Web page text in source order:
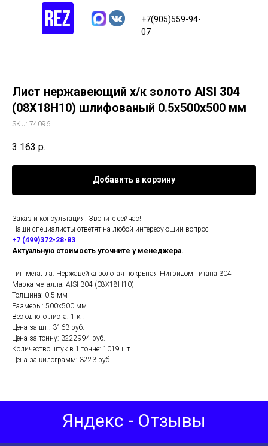
+7(905)559-94-
07
Лист нержавеющий х/к золото AISI 304
(08Х18Н10) шлифованый 0.5х500х500 мм
SKU: 74096
3 163 р.
Добавить в корзину
Заказ и консультация. Звоните сейчас!
Наши специалисты ответят на любой интересующий вопрос
+7 (499)372-28-83
Актуальную стоимость уточните у менеджера.
Тип металла: Нержавейка золотая покрытая Нитридом Титана 304
Марка металла: AISI 304 (08Х18Н10)
Толщина: 0.5 мм
Размеры: 500х500 мм
Вес одного листа: 1 кг.
Цена за шт.: 3163 руб.
Цена за тонну: 3222994 руб.
Количество штук в 1 тонне: 1019 шт.
Цена за килограмм: 3223 руб.
Яндекс - Отзывы